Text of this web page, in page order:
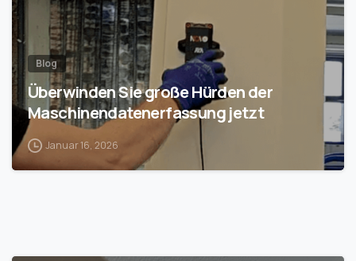
Blog
Überwinden Sie große Hürden der
Maschinendatenerfassung jetzt
Januar 16, 2026